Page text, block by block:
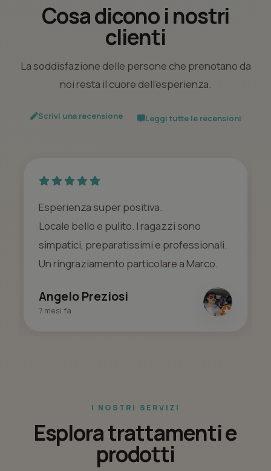
Cosa dicono i nostri
clienti
La soddisfazione delle persone che prenotano da
noi resta il cuore dell’esperienza.
Scrivi una recensione Leggi tutte le recensioni
Esperienza super positiva.
Locale bello e pulito. I ragazzi sono
simpatici, preparatissimi e professionali.
Un ringraziamento particolare a Marco.
Angelo Preziosi
7 mesi fa
I NOSTRI SERVIZI
Esplora trattamenti e
prodotti